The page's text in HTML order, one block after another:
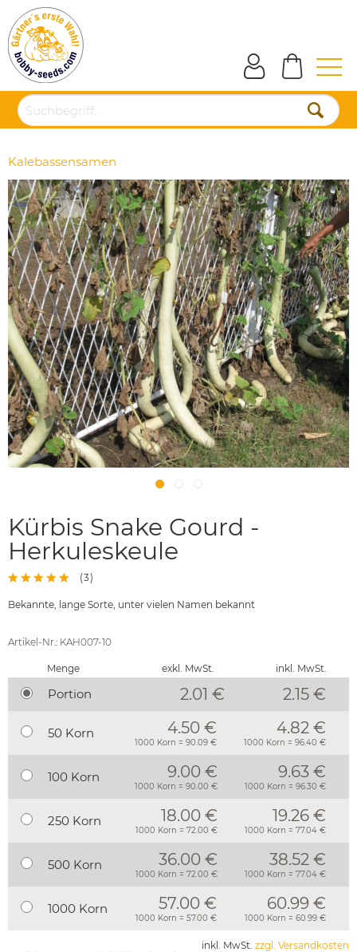
Kalebassensamen
Kürbis Snake Gourd -
Herkuleskeule
(3)
Bekannte, lange Sorte, unter vielen Namen bekannt
Artikel-Nr.: KAH007-10
Menge exkl. MwSt. inkl. MwSt.
Portion 2.01 € 2.15 €
50 Korn 4.50 €
1000 Korn = 90.09 €
4.82 €
1000 Korn = 96.40 €
100 Korn 9.00 €
1000 Korn = 90.00 €
9.63 €
1000 Korn = 96.30 €
250 Korn 18.00 €
1000 Korn = 72.00 €
19.26 €
1000 Korn = 77.04 €
500 Korn 36.00 €
1000 Korn = 72.00 €
38.52 €
1000 Korn = 77.04 €
1000 Korn 57.00 €
1000 Korn = 57.00 €
60.99 €
1000 Korn = 60.99 €
inkl. MwSt. zzgl. Versandkosten